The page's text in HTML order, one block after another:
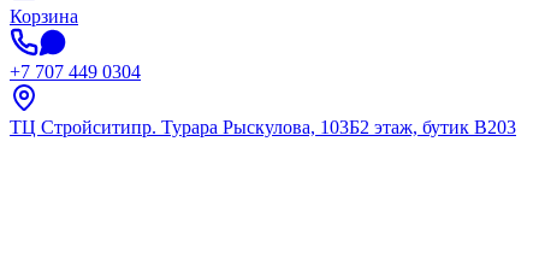
Корзина
+7 707 449 0304
ТЦ Стройситипр. Турара Рыскулова, 103Б2 этаж, бутик В203